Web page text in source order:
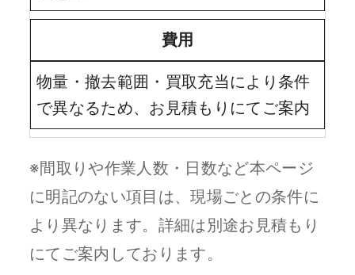
費用
物量・撤去範囲・買取充当により条件
で異なるため、お見積もりにてご案内
※間取りや作業人数・日数など本ページ
に明記のない項目は、現場ごとの条件に
より異なります。詳細は別途お見積もり
にてご案内しております。